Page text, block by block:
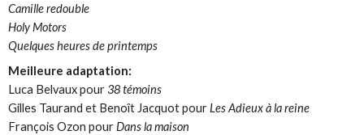
Camille redouble
Holy Motors
Quelques heures de printemps
Meilleure adaptation:
Luca Belvaux pour38 témoins
Gilles Taurand et Benoît Jacquot pourLes Adieux à la reine
François Ozon pourDans la maison